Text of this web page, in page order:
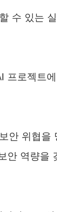
수 있는
프로젝트
안 위협을
역량을